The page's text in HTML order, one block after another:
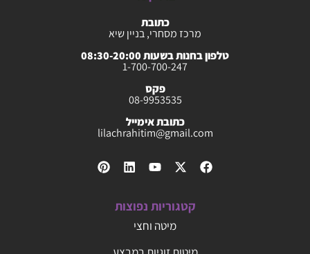
כתובת
מרכז מסחרי, בניין שיא
טלפון בחנות בשעות 08:30-20:00
1-700-700-247
פקס
08-9953535
כתובת אימייל
lilachrahitim@gmail.com
קטגוריות נפוצות
מיטה וחצי